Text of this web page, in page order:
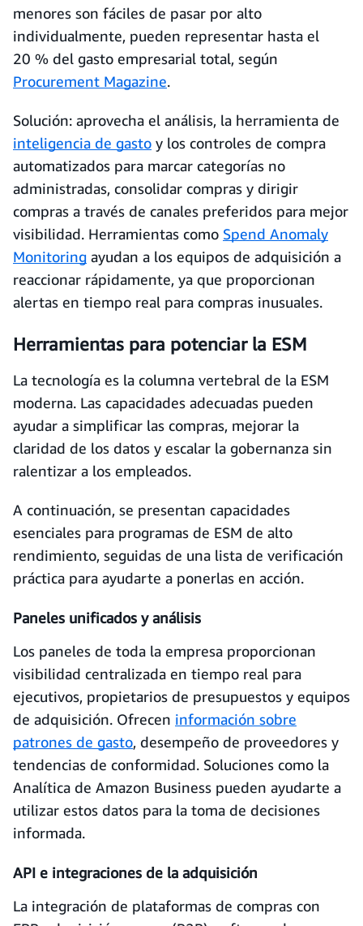
menores son fáciles de pasar por alto
individualmente, pueden representar hasta el
20 % del gasto empresarial total, según
Procurement Magazine.
Solución: aprovecha el análisis, la herramienta de
inteligencia de gasto y los controles de compra
automatizados para marcar categorías no
administradas, consolidar compras y dirigir
compras a través de canales preferidos para mejor
visibilidad. Herramientas como Spend Anomaly
Monitoring ayudan a los equipos de adquisición a
reaccionar rápidamente, ya que proporcionan
alertas en tiempo real para compras inusuales.
Herramientas para potenciar la ESM
La tecnología es la columna vertebral de la ESM
moderna. Las capacidades adecuadas pueden
ayudar a simplificar las compras, mejorar la
claridad de los datos y escalar la gobernanza sin
ralentizar a los empleados.
A continuación, se presentan capacidades
esenciales para programas de ESM de alto
rendimiento, seguidas de una lista de verificación
práctica para ayudarte a ponerlas en acción.
Paneles unificados y análisis
Los paneles de toda la empresa proporcionan
visibilidad centralizada en tiempo real para
ejecutivos, propietarios de presupuestos y equipos
de adquisición. Ofrecen información sobre
patrones de gasto, desempeño de proveedores y
tendencias de conformidad. Soluciones como la
Analítica de Amazon Business pueden ayudarte a
utilizar estos datos para la toma de decisiones
informada.
API e integraciones de la adquisición
La integración de plataformas de compras con